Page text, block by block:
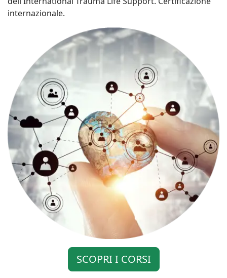
internazionale.
SCOPRI I CORSI